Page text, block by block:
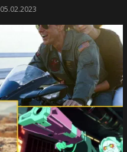
05.02.2023